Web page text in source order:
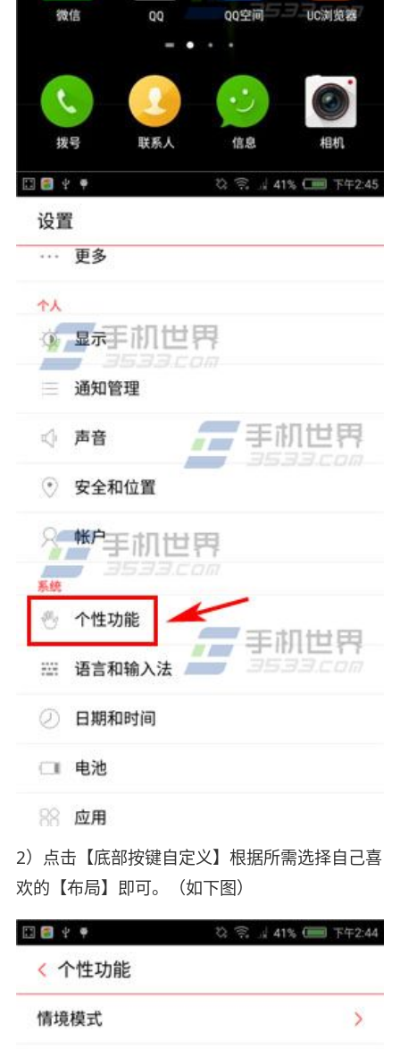
2）点击【底部按键自定义】根据所需选择自己喜
欢的【布局】即可。（如下图）